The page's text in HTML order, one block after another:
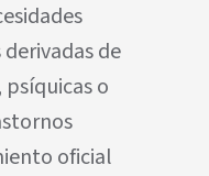
de
psíquicas o
oficial